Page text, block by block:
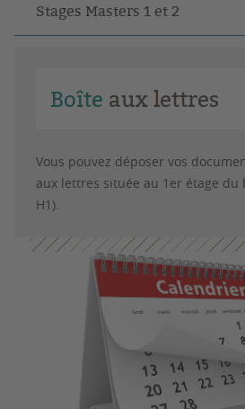
Stages Masters 1 et 2
Boîte aux lettres
Vous pouvez déposer vos
aux lettres située au 1er étage du
H1).